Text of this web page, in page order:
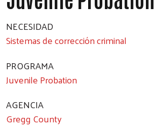
NECESIDAD
Sistemas de corrección criminal
PROGRAMA
Juvenile Probation
AGENCIA
Gregg County